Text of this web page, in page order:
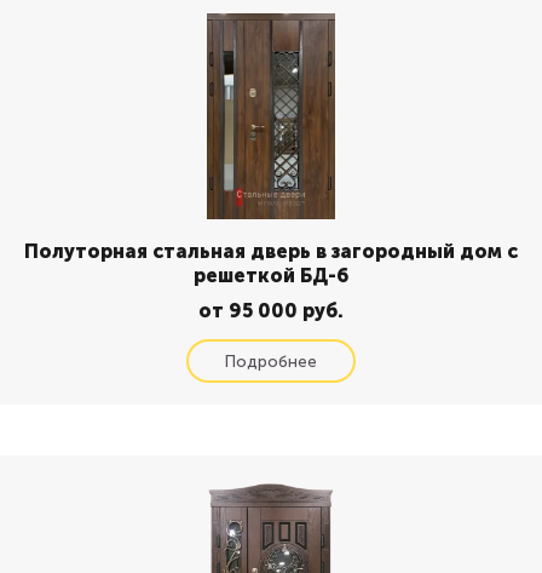
Полуторная стальная дверь в загородный дом с
решеткой БД-6
от 95 000 руб.